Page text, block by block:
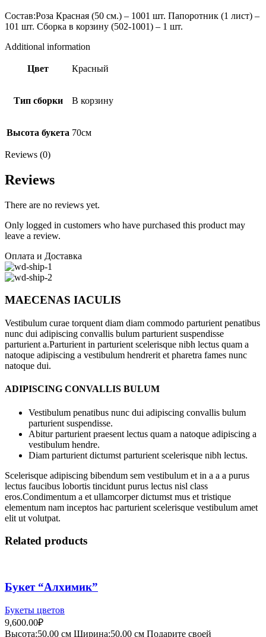
Состав:Роза Красная (50 см.) – 1001 шт. Папоротник (1 лист) –
101 шт. Сборка в корзину (502-1001) – 1 шт.
Additional information
Цвет Красный
Тип сборки В корзину
Высота букета 70см
Reviews (0)
Reviews
There are no reviews yet.
Only logged in customers who have purchased this product may
leave a review.
Оплата и Доставка
MAECENAS IACULIS
Vestibulum curae torquent diam diam commodo parturient penatibus
nunc dui adipiscing convallis bulum parturient suspendisse
parturient a.Parturient in parturient scelerisque nibh lectus quam a
natoque adipiscing a vestibulum hendrerit et pharetra fames nunc
natoque dui.
ADIPISCING CONVALLIS BULUM
Vestibulum penatibus nunc dui adipiscing convallis bulum
parturient suspendisse.
Abitur parturient praesent lectus quam a natoque adipiscing a
vestibulum hendre.
Diam parturient dictumst parturient scelerisque nibh lectus.
Scelerisque adipiscing bibendum sem vestibulum et in a a a purus
lectus faucibus lobortis tincidunt purus lectus nisl class
eros.Condimentum a et ullamcorper dictumst mus et tristique
elementum nam inceptos hac parturient scelerisque vestibulum amet
elit ut volutpat.
Related products
Букет “Алхимик”
Букеты цветов
9,600.00₽
Высота:50.00 см Ширина:50.00 см Подарите своей